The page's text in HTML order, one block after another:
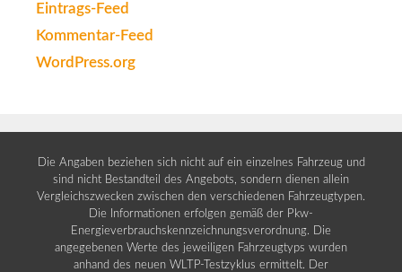
Eintrags-Feed
Kommentar-Feed
WordPress.org
Die Angaben beziehen sich nicht auf ein einzelnes Fahrzeug und
sind nicht Bestandteil des Angebots, sondern dienen allein
Vergleichszwecken zwischen den verschiedenen Fahrzeugtypen.
Die Informationen erfolgen gemäß der Pkw-
Energieverbrauchskennzeichnungsverordnung. Die
angegebenen Werte des jeweiligen Fahrzeugtyps wurden
anhand des neuen WLTP-Testzyklus ermittelt. Der